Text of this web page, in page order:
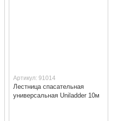
Артикул: 91014
Лестница спасательная
универсальная Uniladder 10м